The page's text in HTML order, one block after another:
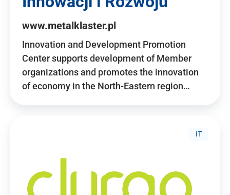
www.metalklaster.pl
Innovation and Development Promotion
Center supports development of Member
organizations and promotes the innovation
of economy in the North-Eastern region…
IT